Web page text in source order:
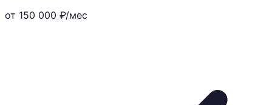
от 150 000 ₽/мес